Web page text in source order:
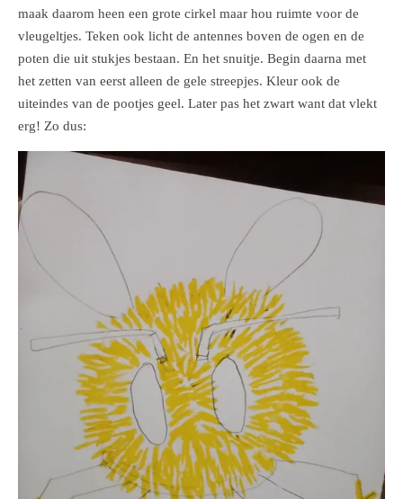
maak daarom heen een grote cirkel maar hou ruimte voor de
vleugeltjes. Teken ook licht de antennes boven de ogen en de
poten die uit stukjes bestaan. En het snuitje. Begin daarna met
het zetten van eerst alleen de gele streepjes. Kleur ook de
uiteindes van de pootjes geel. Later pas het zwart want dat vlekt
erg! Zo dus: